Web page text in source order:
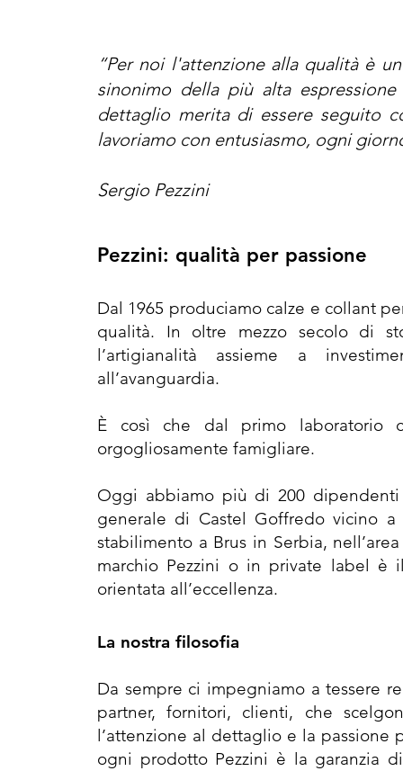
“Per noi l'attenzione alla qualità è
sinonimo della più alta
dettaglio merita di essere seguito
lavoriamo con entusiasmo, ogni
Sergio Pezzini
Pezzini: qualità per passione
Dal 1965 produciamo calze e collant
qualità. In oltre mezzo secolo di
l’artigianalità assieme a
all’avanguardia.
È così che dal primo laboratorio
orgogliosamente famigliare.
Oggi abbiamo più di 200
generale di Castel Goffredo vicino
stabilimento a Brus in Serbia,
marchio Pezzini o in private label è
orientata all’eccellenza.
La nostra filosofia
Da sempre ci impegniamo a tessere
partner, fornitori, clienti, che
l’attenzione al dettaglio e la
ogni prodotto Pezzini è la garanzia